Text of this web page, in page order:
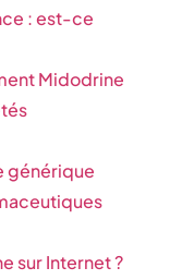
: est-ce
Midodrine
générique
sur Internet ?